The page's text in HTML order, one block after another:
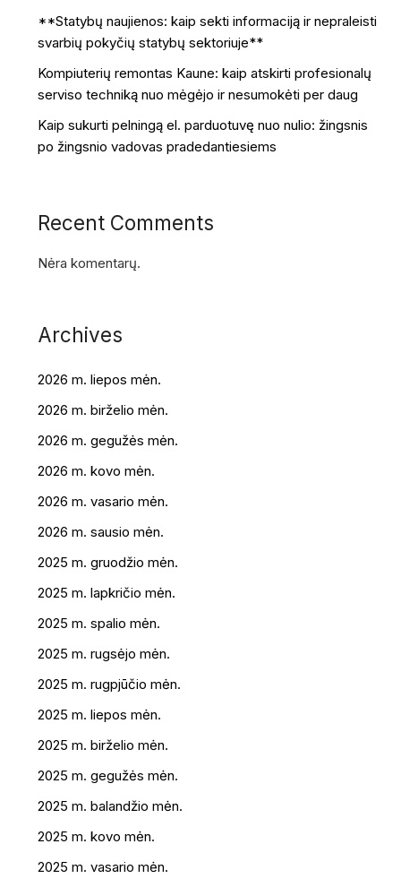
**Statybų naujienos: kaip sekti informaciją ir nepraleisti
svarbių pokyčių statybų sektoriuje**
Kompiuterių remontas Kaune: kaip atskirti profesionalų
serviso techniką nuo mėgėjo ir nesumokėti per daug
Kaip sukurti pelningą el. parduotuvę nuo nulio: žingsnis
po žingsnio vadovas pradedantiesiems
Recent Comments
Nėra komentarų.
Archives
2026 m. liepos mėn.
2026 m. birželio mėn.
2026 m. gegužės mėn.
2026 m. kovo mėn.
2026 m. vasario mėn.
2026 m. sausio mėn.
2025 m. gruodžio mėn.
2025 m. lapkričio mėn.
2025 m. spalio mėn.
2025 m. rugsėjo mėn.
2025 m. rugpjūčio mėn.
2025 m. liepos mėn.
2025 m. birželio mėn.
2025 m. gegužės mėn.
2025 m. balandžio mėn.
2025 m. kovo mėn.
2025 m. vasario mėn.